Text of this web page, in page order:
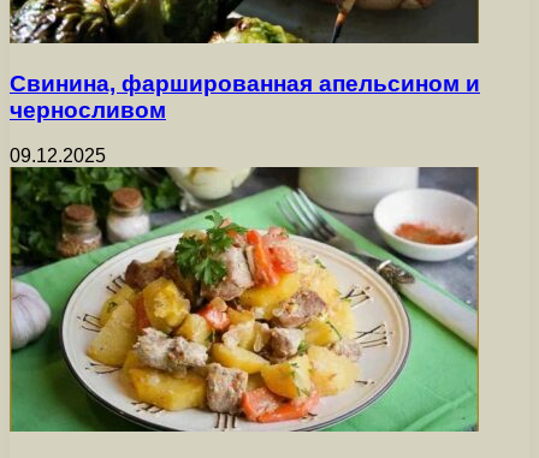
Свинина, фаршированная апельсином и
черносливом
09.12.2025